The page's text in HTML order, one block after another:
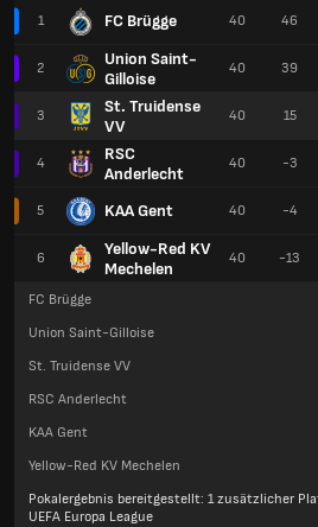
1 FC Brügge
2
Union Saint-
Gilloise
3
St. Truidense
VV
4
RSC
Anderlecht
5 KAA Gent
6
Yellow-Red KV
Mechelen
40 46
40 39
40 15
40 -3
40 -4
40 -13
FC Brügge
Union Saint-Gilloise
St. Truidense VV
RSC Anderlecht
KAA Gent
Yellow-Red KV Mechelen
Pokalergebnis bereitgestellt: 1 zusätzlicher
UEFA Europa League